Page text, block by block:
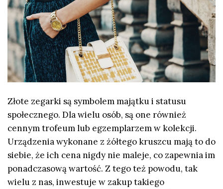
Złote zegarki są symbolem majątku i statusu
społecznego. Dla wielu osób, są one również
cennym trofeum lub egzemplarzem w kolekcji.
Urządzenia wykonane z żółtego kruszcu mają to do
siebie, że ich cena nigdy nie maleje, co zapewnia im
ponadczasową wartość. Z tego też powodu, tak
wielu z nas, inwestuje w zakup takiego